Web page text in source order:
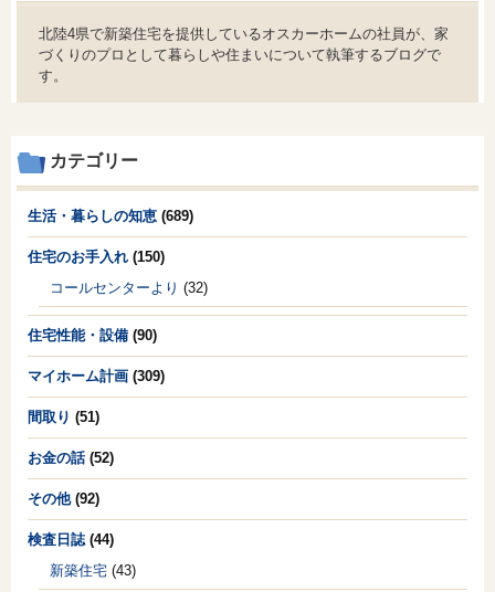
北陸4県で新築住宅を提供しているオスカーホームの社員が、家
づくりのプロとして暮らしや住まいについて執筆するブログで
す。
カテゴリー
生活・暮らしの知恵 (689)
住宅のお手入れ (150)
コールセンターより (32)
住宅性能・設備 (90)
マイホーム計画 (309)
間取り (51)
お金の話(52)
その他(92)
検査日誌(44)
新築住宅 (43)